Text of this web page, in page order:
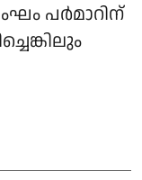
പർമാറിന്